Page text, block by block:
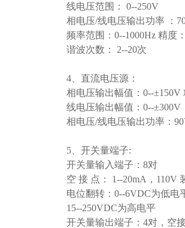
线电压范围： 0--250V
相电压/线电压输出功率 ：
频率范围：0--1000Hz 精度
谐波次数： 2--20次
4、直流电压源：
相电压输出幅值：0--±150V
线电压输出幅值：0--±300V
相电压/线电压输出功率：
5、开关量端子:
开关量输入端子：8对
空 接 点： 1--20mA，110V
电位翻转：0--6VDC为低电
15--250VDC为高电平
开关量输出端子：4对，空